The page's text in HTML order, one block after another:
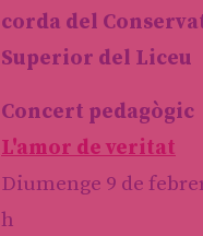
corda del
Superior del Liceu
Concert pedagògic
L'amor de veritat
Diumenge 9 de
h